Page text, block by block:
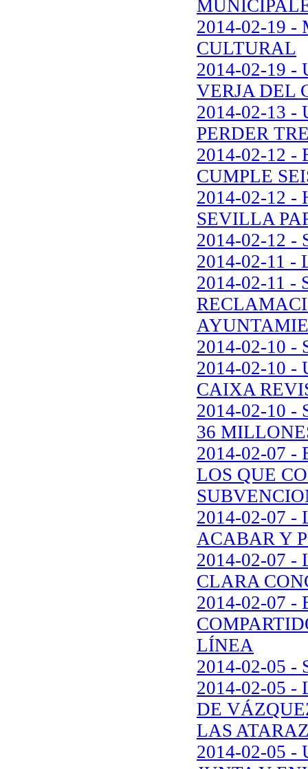
2014-02-19 -
CULTURAL
2014-02-19
VERJA DEL
2014-02-13 -
PERDER
2014-02-12 -
CUMPLE
2014-02-12 -
SEVILLA
2014-02-12 -
2014-02-11 -
2014-02-11 -
2014-02-10 -
2014-02-10 -
CAIXA
2014-02-10 -
36
2014-02-07 -
LOS QUE
2014-02-07 -
ACABAR Y
2014-02-07 -
CLARA
2014-02-07 -
LÍNEA
2014-02-05 -
2014-02-05
DE
LAS
2014-02-05 -